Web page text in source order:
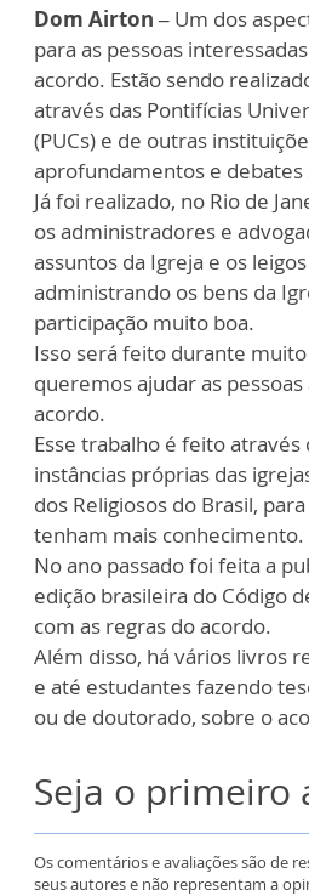
Dom Airton – Um dos
para as pessoas
acordo. Estão sendo
através das Pontifícias
(PUCs) e de outras
aprofundamentos e debates
Já foi realizado, no Rio de
os administradores e
assuntos da Igreja e os
administrando os bens da
participação muito boa.
Isso será feito durante
queremos ajudar as
acordo.
Esse trabalho é feito através
instâncias próprias das
dos Religiosos do Brasil,
tenham mais conhecimento.
No ano passado foi feita a
edição brasileira do Código
com as regras do acordo.
Além disso, há vários livros
e até estudantes fazendo
ou de doutorado, sobre o
Seja o primeiro
Os comentários e avaliações são de
seus autores e não representam a